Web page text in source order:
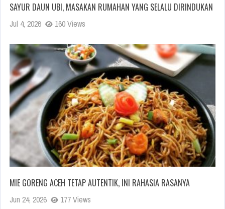
SAYUR DAUN UBI, MASAKAN RUMAHAN YANG SELALU DIRINDUKAN
Jul 4, 2026 160 Views
MIE GORENG ACEH TETAP AUTENTIK, INI RAHASIA RASANYA
Jun 24, 2026 177 Views